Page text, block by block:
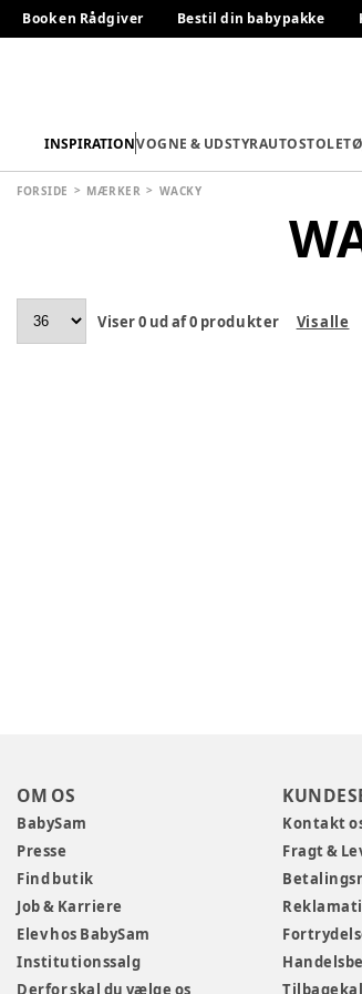
Book en Rådgiver Bestil din babypakke
INSPIRATIONVOGNE & UDSTYRAUTOSTOLE
FORSIDE MÆRKER WACKY
Viser0 ud af0 produkter Vis alle
OM OS
BabySam
Presse
Find butik
Job & Karriere
Elev hos BabySam
Institutionssalg
Derfor skal du vælge os
Kontakt
Fragt &